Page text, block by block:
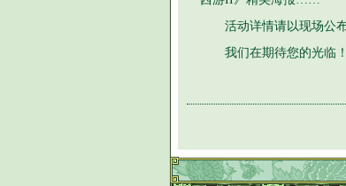
活动详情请以现场公布
我们在期待您的光临！